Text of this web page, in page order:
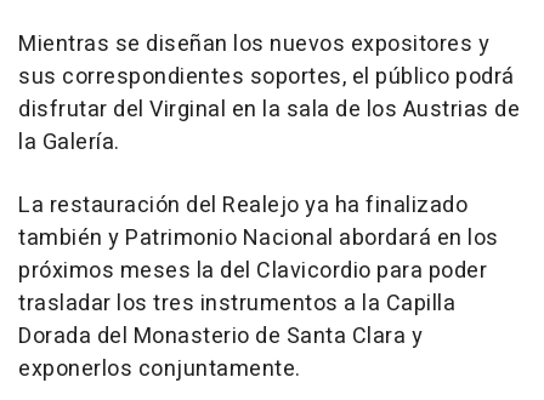
Mientras se diseñan los nuevos expositores y
sus correspondientes soportes, el público podrá
disfrutar del Virginal en la sala de los Austrias de
la Galería.
La restauración del Realejo ya ha finalizado
también y Patrimonio Nacional abordará en los
próximos meses la del Clavicordio para poder
trasladar los tres instrumentos a la Capilla
Dorada del Monasterio de Santa Clara y
exponerlos conjuntamente.